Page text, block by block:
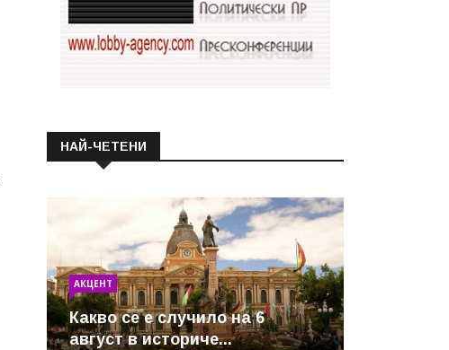
НАЙ-ЧЕТЕНИ
АКЦЕНТ
Какво се е случило на 6
август в историче...